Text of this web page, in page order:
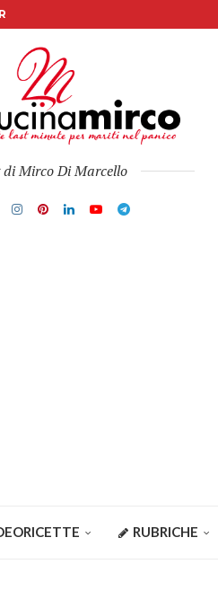
di Mirco Di Marcello
RUBRICHE